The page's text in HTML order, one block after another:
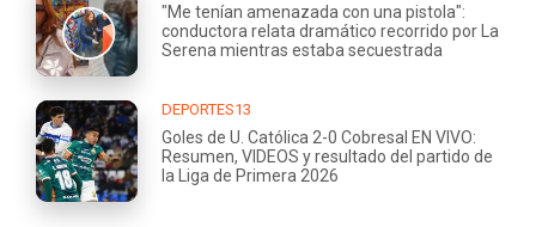
"Me tenían amenazada con una pistola":
conductora relata dramático recorrido por La
Serena mientras estaba secuestrada
DEPORTES13
Goles de U. Católica 2-0 Cobresal EN VIVO:
Resumen, VIDEOS y resultado del partido de
la Liga de Primera 2026